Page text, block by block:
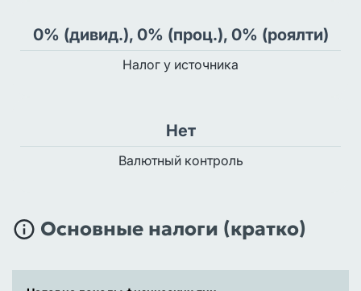
0% (дивид.), 0% (проц.), 0% (роялти)
Налог у источника
Нет
Валютный контроль
Основные налоги (кратко)